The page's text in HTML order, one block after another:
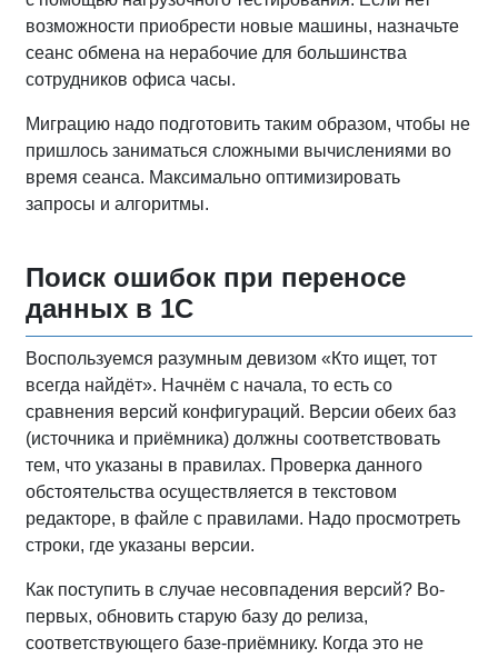
возможности приобрести новые машины, назначьте
сеанс обмена на нерабочие для большинства
сотрудников офиса часы.
Миграцию надо подготовить таким образом, чтобы не
пришлось заниматься сложными вычислениями во
время сеанса. Максимально оптимизировать
запросы и алгоритмы.
Поиск ошибок при переносе
данных в 1С
Воспользуемся разумным девизом «Кто ищет, тот
всегда найдёт». Начнём с начала, то есть со
сравнения версий конфигураций. Версии обеих баз
(источника и приёмника) должны соответствовать
тем, что указаны в правилах. Проверка данного
обстоятельства осуществляется в текстовом
редакторе, в файле с правилами. Надо просмотреть
строки, где указаны версии.
Как поступить в случае несовпадения версий? Во-
первых, обновить старую базу до релиза,
соответствующего базе-приёмнику. Когда это не